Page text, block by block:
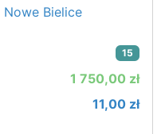
Nowe Bielice
15
1 750,00 zł
11,00 zł